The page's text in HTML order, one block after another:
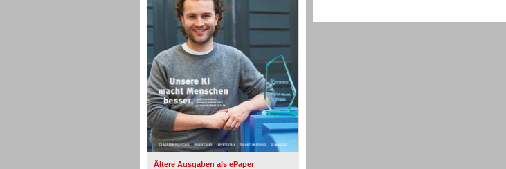
Ältere Ausgaben als ePaper
Inbound